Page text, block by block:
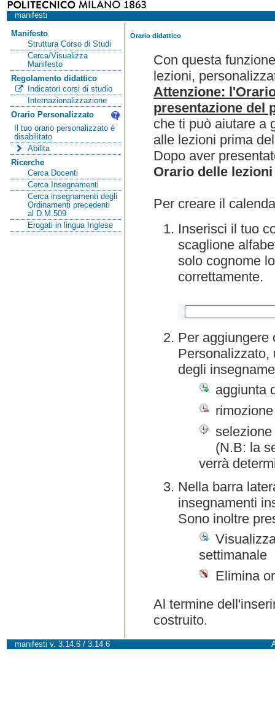
manifesti
Manifesto
Struttura Corso di Studi
Cerca/Visualizza
Manifesto
Regolamento didattico
Indicatori corsi di studio
Internazionalizzazione
Orario Personalizzato
Il tuo orario personalizzato è
disabilitato
Abilita
Ricerche
Cerca Docenti
Cerca Insegnamenti
Cerca insegnamenti degli
Ordinamenti precedenti
al D.M.509
Erogati in lingua Inglese
Orario didattico
Con questa
lezioni,
Attenzione:
presentazione del
che ti può aiutare a
alle lezioni prima
Dopo aver
Orario delle lezioni
Per creare il
Inserisci il tuo
scaglione
solo cognome
correttamente.
Per aggiungere
Personalizzato,
degli
aggiunta
(N.B: la
verrà
Nella barra
insegnamenti
Sono inoltre
settimanale
Elimina
Al termine
costruito.
manifesti v. 3.14.6 / 3.14.6